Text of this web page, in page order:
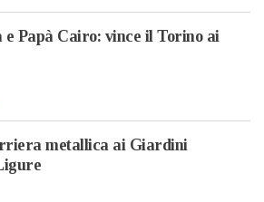
Papà Cairo: vince il Torino ai
metallica ai Giardini